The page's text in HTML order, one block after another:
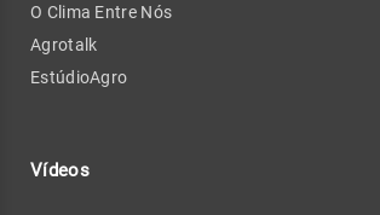
O Clima Entre Nós
Agrotalk
EstúdioAgro
Vídeos